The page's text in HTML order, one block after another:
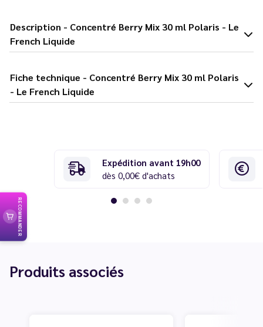
Description - Concentré Berry Mix 30 ml Polaris - Le
French Liquide
Fiche technique - Concentré Berry Mix 30 ml Polaris
- Le French Liquide
Expédition avant 19h00
dès 0,00€ d'achats
Produits associés
RECOMMANDER